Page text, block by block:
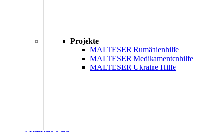
Projekte
MALTESER Rumänienhilfe
MALTESER Medikamentenhilfe
MALTESER Ukraine Hilfe